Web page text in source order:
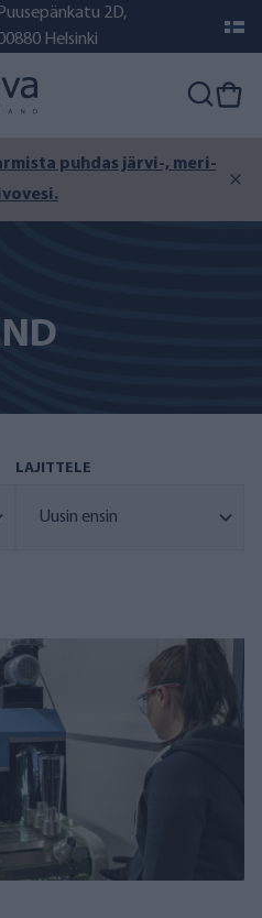
Puusepänkatu 2D,
Helsinki
puhdas järvi-, meri-
LAJITTELE